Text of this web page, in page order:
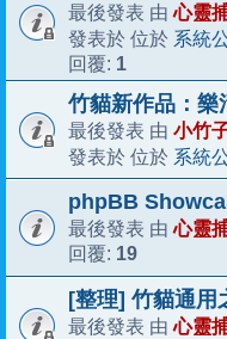
最後發表 由心靈
發表於 位於 系統
回覆: 1
竹貓新作品：
最後發表 由 小竹
發表於 位於 系統
phpBB
最後發表 由心靈
回覆: 19
[整理] 竹貓通用
最後發表 由心靈